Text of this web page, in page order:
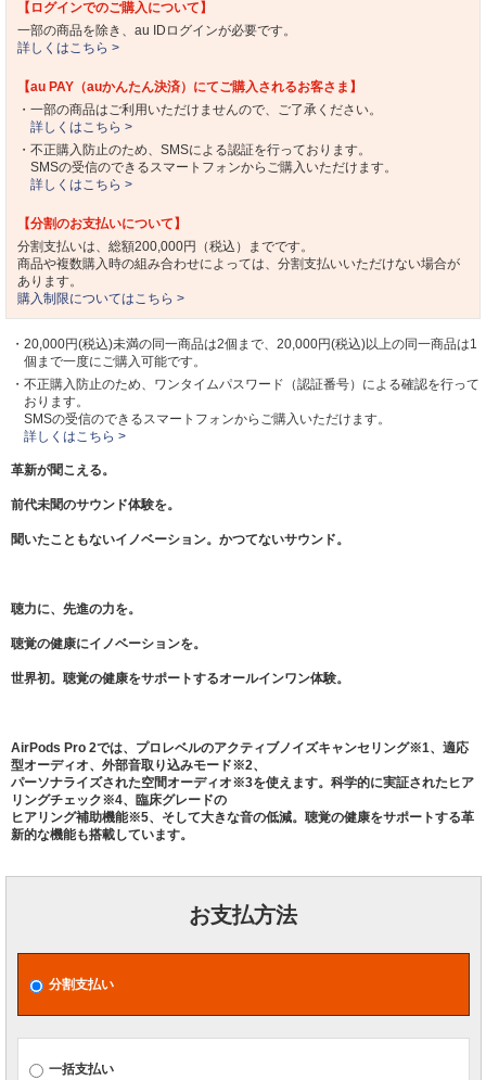
【ログインでのご購入について】
一部の商品を除き、au IDログインが必要です。
詳しくはこちら >
【au PAY（auかんたん決済）にてご購入されるお客さま】
・一部の商品はご利用いただけませんので、ご了承ください。
詳しくはこちら >
・不正購入防止のため、SMSによる認証を行っております。
SMSの受信のできるスマートフォンからご購入いただけます。
詳しくはこちら >
【分割のお支払いについて】
分割支払いは、総額200,000円（税込）までです。
商品や複数購入時の組み合わせによっては、分割支払いいただけない場合が
あります。
購入制限についてはこちら >
・20,000円(税込)未満の同一商品は2個まで、20,000円(税込)以上の同一商品は1
個まで一度にご購入可能です。
・不正購入防止のため、ワンタイムパスワード（認証番号）による確認を行って
おります。
SMSの受信のできるスマートフォンからご購入いただけます。
詳しくはこちら >
革新が聞こえる。
前代未聞のサウンド体験を。
聞いたこともないイノベーション。かつてないサウンド。
聴力に、先進の力を。
聴覚の健康にイノベーションを。
世界初。聴覚の健康をサポートするオールインワン体験。
AirPods Pro 2では、プロレベルのアクティブノイズキャンセリング※1、適応
型オーディオ、外部音取り込みモード※2、
パーソナライズされた空間オーディオ※3を使えます。科学的に実証されたヒア
リングチェック※4、臨床グレードの
ヒアリング補助機能※5、そして大きな音の低減。聴覚の健康をサポートする革
新的な機能も搭載しています。
お支払方法
分割支払い
一括支払い